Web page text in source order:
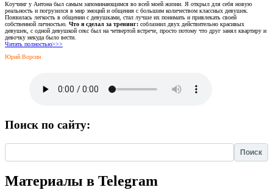
Коучинг у Антона был самым запоминающимся во всей моей жизни. Я открыл для себя новую
реальность и погрузился в мир эмоций и общения с большим количеством классных девушек.
Появилась легкость в общении с девушками, стал лучше их понимать и привлекать своей
собственной личностью. Что я сделал за тренинг: соблазнил двух действительно красивых
девушек, с одной девушкой секс был на четвертой встрече, просто потому что друг занял квартиру и
девочку некуда было вести.
Читать полностью>>>
Юрий Ворсин
Поиск по сайту:
Материалы в Telegram